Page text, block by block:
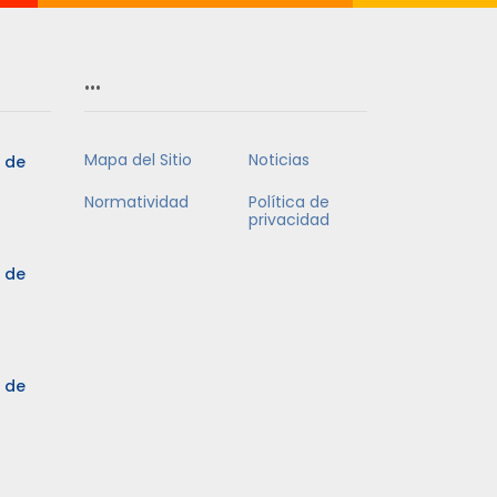
de
de
de
…
Mapa del Sitio
Noticias
Normatividad
Política de
privacidad